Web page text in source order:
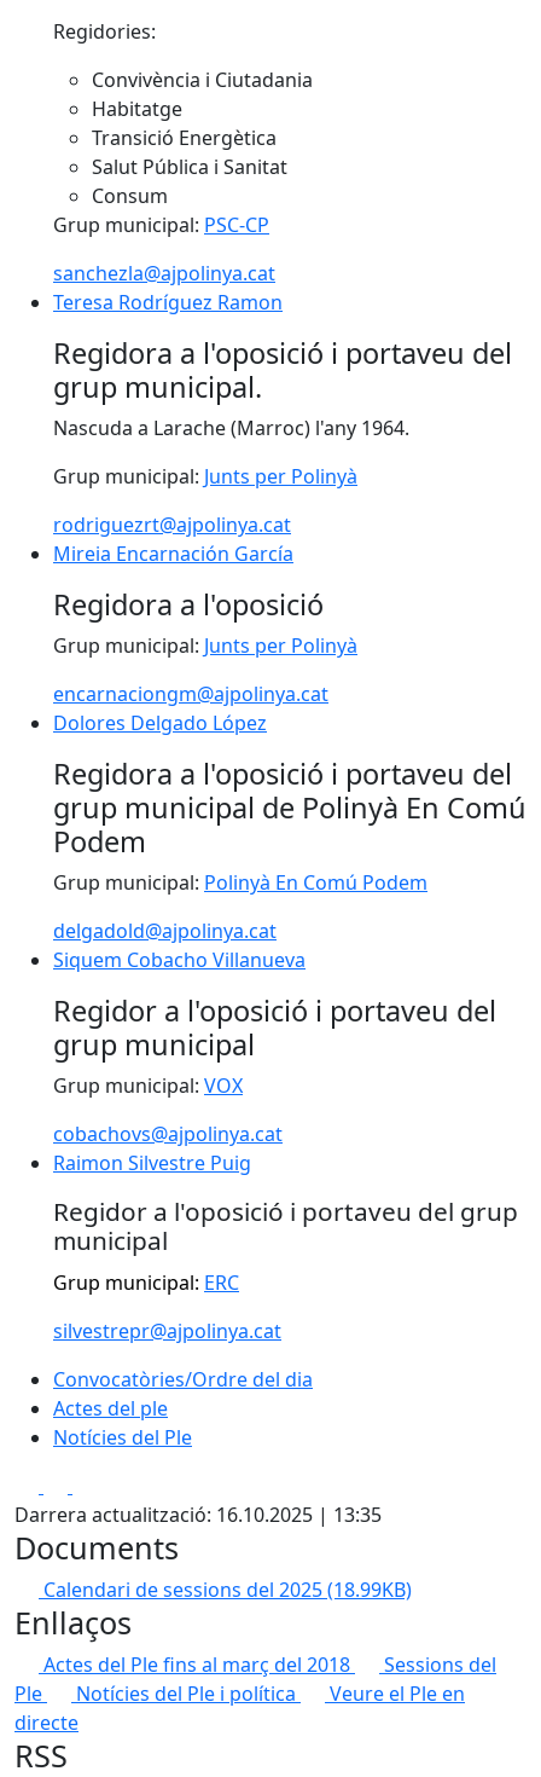
Regidories:
Convivència i Ciutadania
Habitatge
Transició Energètica
Salut Pública i Sanitat
Consum
Grup municipal: PSC-CP
sanchezla@ajpolinya.cat
Teresa Rodríguez Ramon
Teresa Rodríguez Ramon
Regidora a l'oposició i portaveu del
grup municipal.
Nascuda a Larache (Marroc) l'any 1964.
Grup municipal: Junts per Polinyà
rodriguezrt@ajpolinya.cat
Mireia Encarnación García
Mireia Encarnación García
Regidora a l'oposició
Grup municipal: Junts per Polinyà
encarnaciongm@ajpolinya.cat
Dolores Delgado López
Dolores Delgado López
Regidora a l'oposició i portaveu del
grup municipal de Polinyà En Comú
Podem
Grup municipal: Polinyà En Comú Podem
delgadold@ajpolinya.cat
Siquem Cobacho Villanueva
Siquem Cobacho Villanueva
Regidor a l'oposició i portaveu del
grup municipal
Grup municipal: VOX
cobachovs@ajpolinya.cat
Raimon Silvestre Puig
Raimon Silvestre Puig
Regidor a l'oposició i portaveu del grup
municipal
Grup municipal: ERC
silvestrepr@ajpolinya.cat
Convocatòries/Ordre del dia
Actes del ple
Notícies del Ple
Darrera actualització: 16.10.2025 | 13:35
Documents
Calendari de sessions del 2025(18.99KB)
Enllaços
Actes del Ple fins al març del 2018
Sessions del
Ple
Notícies del Ple i política
Veure el Ple en
directe
RSS